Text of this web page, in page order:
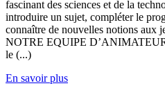
fascinant des sciences et de la
introduire un sujet, compléter le
connaître de nouvelles notions aux
NOTRE EQUIPE
le (...)
En savoir plus